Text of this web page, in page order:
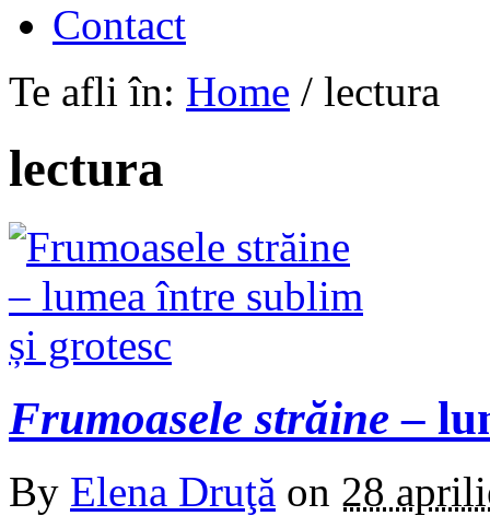
Contact
Te afli în: Home / lectura
lectura
Frumoasele străine –
By Elena Druţă on 28